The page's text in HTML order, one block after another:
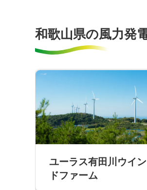
和歌山県の風力発
ユーラス有田川ウイン
ドファーム